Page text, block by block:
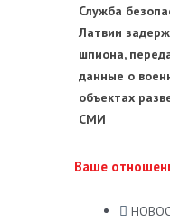
Служба
Латвии
шпиона,
данные о
объектах
СМИ
Ваше